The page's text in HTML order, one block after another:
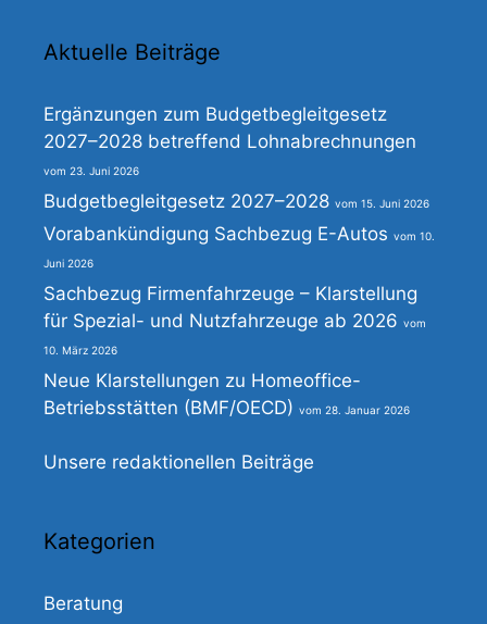
Aktuelle Beiträge
Ergänzungen zum Budgetbegleitgesetz
2027–2028 betreffend Lohnabrechnungen
23. Juni 2026
Budgetbegleitgesetz 2027–2028 15. Juni 2026
Vorabankündigung Sachbezug E-Autos 10.
Juni 2026
Sachbezug Firmenfahrzeuge – Klarstellung
für Spezial- und Nutzfahrzeuge ab 2026
10. März 2026
Neue Klarstellungen zu Homeoffice-
Betriebsstätten (BMF/OECD)
28. Januar 2026
Unsere redaktionellen Beiträge
Kategorien
Beratung